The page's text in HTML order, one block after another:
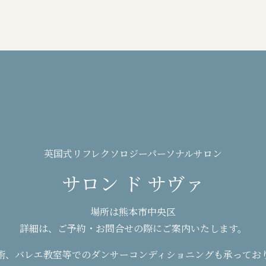
英国式リフレクソロジーパーソナルサロン
サロン ド サヴァ
場所は熊本市中央区
詳細は、ご予約・お問合せの際にご案内いたします。
、バレエ教室等でのダンサーコンディショニングも承ってお